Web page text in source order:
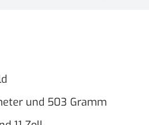
und 503 Gramm